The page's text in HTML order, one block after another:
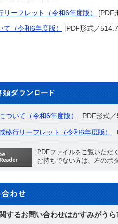
リーフレット（令和6年度版）
[PDF
（令和6年度版）
[PDF形式／
ついて（令和6年度版） PDF形式
移行リーフレット（令和6年度版）
PDFファイルをご覧いただ
お持ちでない方は、左のボ
するお問い合わせはかすみがう